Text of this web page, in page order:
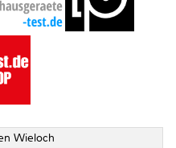
Wieloch